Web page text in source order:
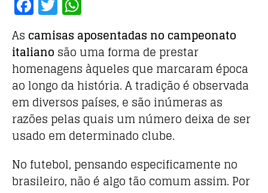
a
c
e
b
o
o
k
w
it
te
r
h
at
s
A
p
p
As camisas aposentadas no campeonato
italiano são uma forma de prestar
homenagens àqueles que marcaram época
ao longo da história. A tradição é observada
em diversos países, e são inúmeras as
razões pelas quais um número deixa de ser
usado em determinado clube.
No futebol, pensando especificamente no
brasileiro, não é algo tão comum assim. Por